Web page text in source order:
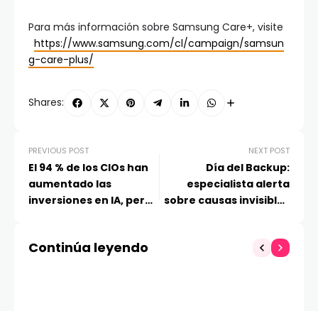
Para más información sobre Samsung Care+, visite
https://www.samsung.com/cl/campaign/samsun
g-care-plus/
Shares:
PREVIOUS POST
El 94 % de los CIOs han
aumentado las
inversiones en IA, pero
avanzando demasiado
NEXT POST
Día del Backup:
especialista alerta
sobre causas invisibles
Continúa leyendo